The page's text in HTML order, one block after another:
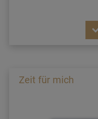
Zeit für mich